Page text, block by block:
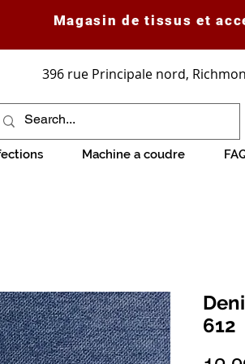
Magasin de tissus et
396 rue Principale nord,
Machine a coudre
612